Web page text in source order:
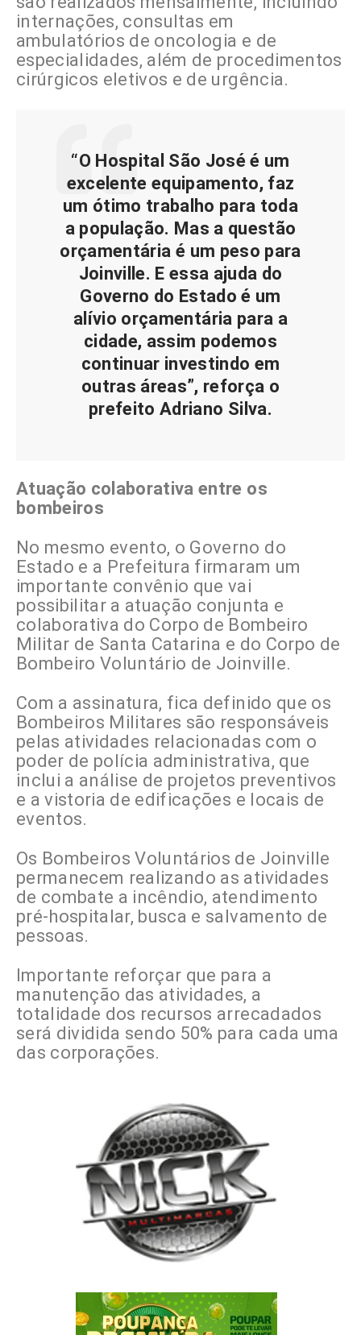
internações, consultas em
ambulatórios de oncologia e de
especialidades, além de procedimentos
cirúrgicos eletivos e de urgência.
“O Hospital São José é um
excelente equipamento, faz
um ótimo trabalho para toda
a população. Mas a questão
orçamentária é um peso para
Joinville. E essa ajuda do
Governo do Estado é um
alívio orçamentária para a
cidade, assim podemos
continuar investindo em
outras áreas”, reforça o
prefeito Adriano Silva.
Atuação colaborativa entre os
bombeiros
No mesmo evento, o Governo do
Estado e a Prefeitura firmaram um
importante convênio que vai
possibilitar a atuação conjunta e
colaborativa do Corpo de Bombeiro
Militar de Santa Catarina e do Corpo de
Bombeiro Voluntário de Joinville.
Com a assinatura, fica definido que os
Bombeiros Militares são responsáveis
pelas atividades relacionadas com o
poder de polícia administrativa, que
inclui a análise de projetos preventivos
e a vistoria de edificações e locais de
eventos.
Os Bombeiros Voluntários de Joinville
permanecem realizando as atividades
de combate a incêndio, atendimento
pré-hospitalar, busca e salvamento de
pessoas.
Importante reforçar que para a
manutenção das atividades, a
totalidade dos recursos arrecadados
será dividida sendo 50% para cada uma
das corporações.